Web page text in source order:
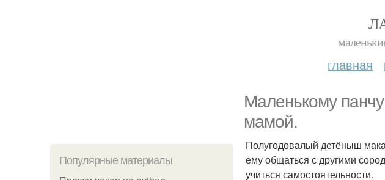
главная
Маленькому
мамой.
Популярные материалы
Полугодовалый детёныш
ему общаться с другими
учиться самостоятельности.